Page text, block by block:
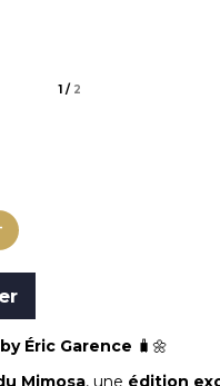
1 / 2
Éric Garence 🧳🌼
Mimosa, une édition